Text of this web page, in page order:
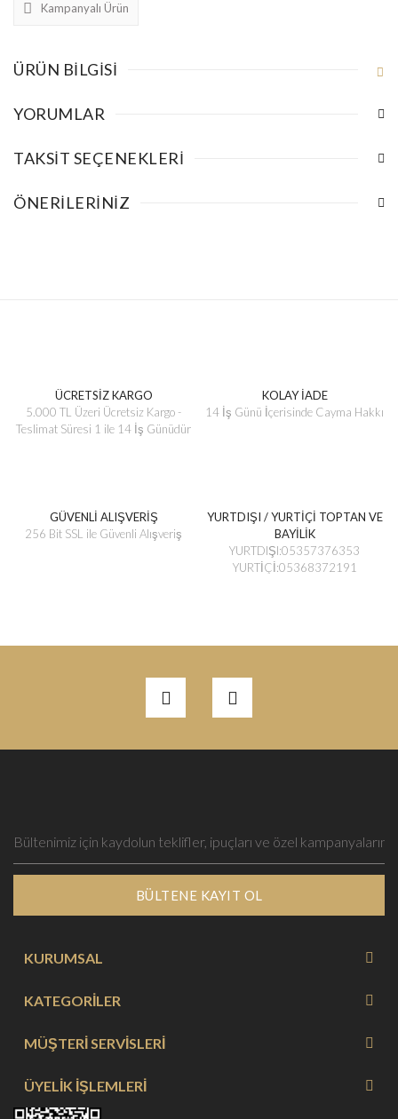
Kampanyalı Ürün
ÜRÜN BILGISI
YORUMLAR
TAKSIT SEÇENEKLERI
ÖNERILERINIZ
ÜCRETSİZ KARGO
5.000 TL Üzeri Ücretsiz Kargo -
Teslimat Süresi 1 ile 14 İş Günüdür
KOLAY İADE
14 İş Günü İçerisinde Cayma Hakkı
GÜVENLİ ALIŞVERİŞ
256 Bit SSL ile Güvenli Alışveriş
YURTDIŞI / YURTİÇİ TOPTAN VE
BAYİLİK
YURTDIŞI:05357376353
YURTİÇİ:05368372191
BÜLTENE KAYIT OL
KURUMSAL
KATEGORİLER
MÜŞTERİ SERVİSLERİ
ÜYELİK İŞLEMLERİ